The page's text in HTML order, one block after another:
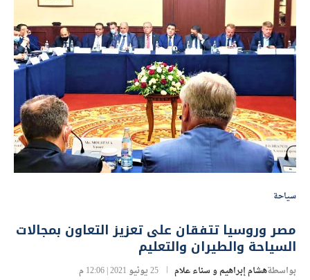
سياحة
مصر وروسيا تتفقان على تعزيز التعاون بمجالات
السياحة والطيران والتعليم
بواسطةهشام إبراهيم و سناء علام 25 يونيو 2021 | 12:06 م